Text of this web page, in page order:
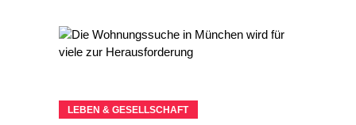
LEBEN & GESELLSCHAFT